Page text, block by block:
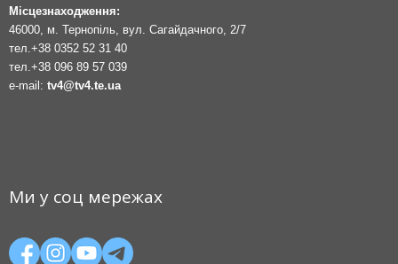
Місцезнаходження:
46000, м. Тернопіль, вул. Сагайдачного, 2/7
тел.+38 0352 52 31 40
тел.+38 096 89 57 039
e-mail: tv4@tv4.te.ua
Ми у соц мережах